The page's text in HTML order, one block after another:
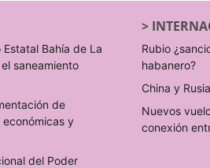
Bahía de La
saneamiento
de
y
del Poder
>
Rubio
habanero?
China y
Nuevos
conexión